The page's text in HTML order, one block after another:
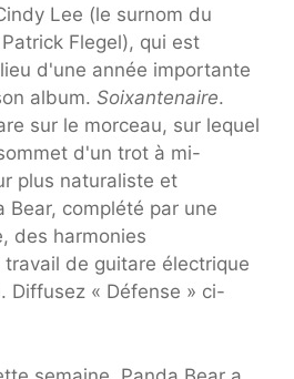
Lee (le surnom du
Flegel), qui est
d'une année importante
album. Soixantenaire.
sur le morceau, sur lequel
d'un trot à mi-
plus naturaliste et
Bear, complété par une
des harmonies
de guitare électrique
Diffusez « Défense » ci-